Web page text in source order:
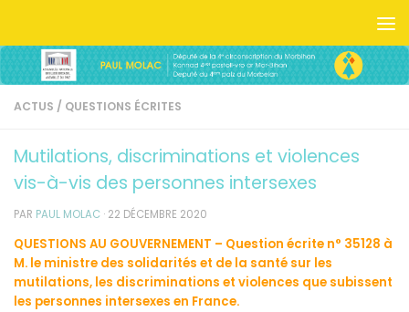
ACTUS / QUESTIONS ÉCRITES
Mutilations, discriminations et violences
vis-à-vis des personnes intersexes
PAR PAUL MOLAC · 22 DÉCEMBRE 2020
QUESTIONS AU GOUVERNEMENT – Question écrite n° 35128 à
M. le ministre des solidarités et de la santé sur les
mutilations, les discriminations et violences que subissent
les personnes intersexes en France.